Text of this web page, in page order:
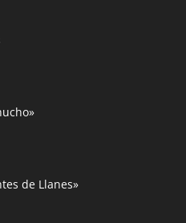
de Llanes»